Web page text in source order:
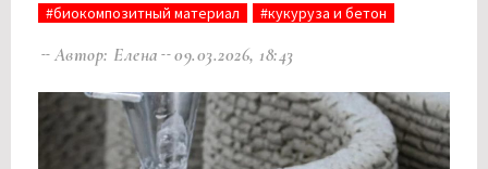
#биокомпозитный материал
#кукуруза и бетон
Автор: Елена 09.03.2026, 18:43